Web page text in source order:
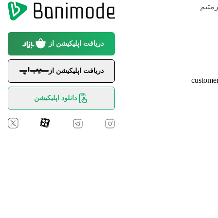
دریافت اپلیکیشن از
دریافت اپلیکیشن از
دانلود اپلیکیشن